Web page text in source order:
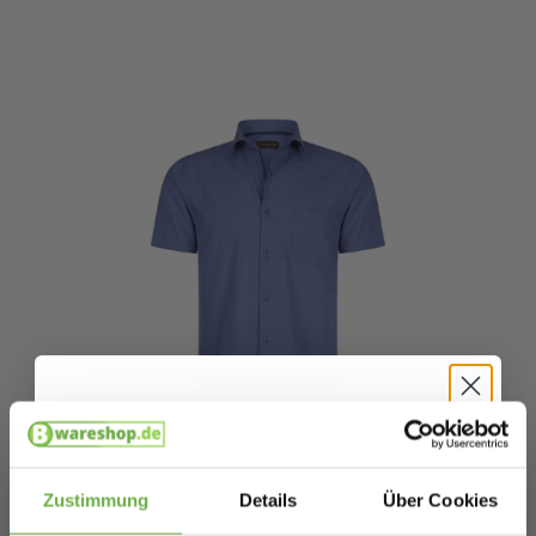
Zustimmung Details Über Cookies
Schnäppchenjäger 👋